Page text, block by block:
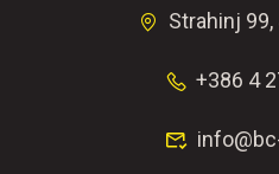
Strahinj
+386 4